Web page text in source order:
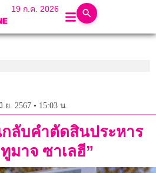
19 ก.ค. 2026
.ย. 2567 • 15:03 น.
ลับคำตัดสินประหาร
มาจ ซาเลฮี”